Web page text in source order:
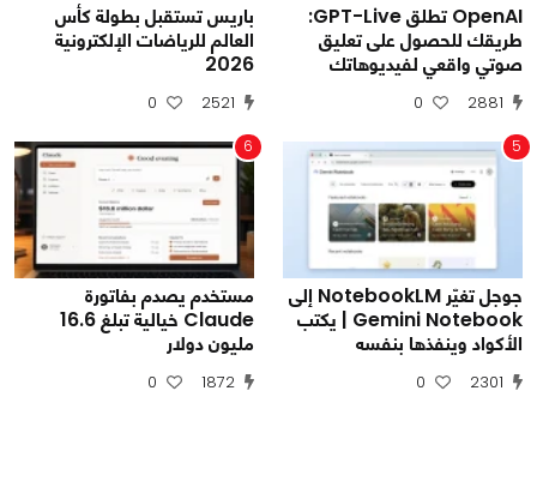
OpenAI تطلق GPT-Live:
طريقك للحصول على تعليق
صوتي واقعي لفيديوهاتك
2881
0
باريس تستقبل بطولة كأس
العالم للرياضات الإلكترونية
2026
2521
0
5
جوجل تغيّر NotebookLM إلى
Gemini Notebook | يكتب
الأكواد وينفذها بنفسه
2301
0
6
مستخدم يصدم بفاتورة
Claude خيالية تبلغ 16.6
مليون دولار
1872
0